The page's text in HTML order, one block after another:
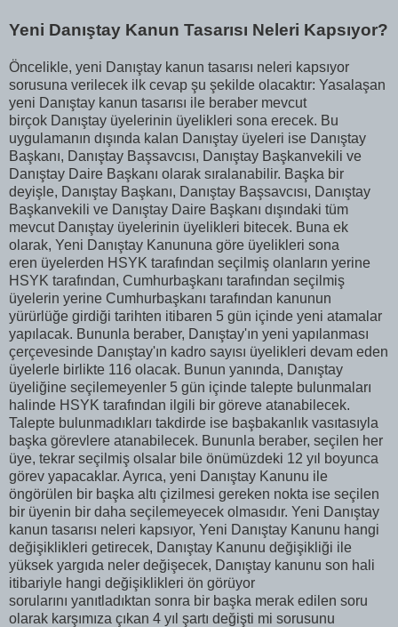
Yeni Danıştay Kanun Tasarısı Neleri Kapsıyor?
Öncelikle, yeni Danıştay kanun tasarısı neleri kapsıyor
sorusuna verilecek ilk cevap şu şekilde olacaktır: Yasalaşan
yeni Danıştay kanun tasarısı ile beraber mevcut
birçok Danıştay üyelerinin üyelikleri sona erecek. Bu
uygulamanın dışında kalan Danıştay üyeleri ise Danıştay
Başkanı, Danıştay Başsavcısı, Danıştay Başkanvekili ve
Danıştay Daire Başkanı olarak sıralanabilir. Başka bir
deyişle, Danıştay Başkanı, Danıştay Başsavcısı, Danıştay
Başkanvekili ve Danıştay Daire Başkanı dışındaki tüm
mevcut Danıştay üyelerinin üyelikleri bitecek. Buna ek
olarak, Yeni Danıştay Kanununa göre üyelikleri sona
eren üyelerden HSYK tarafından seçilmiş olanların yerine
HSYK tarafından, Cumhurbaşkanı tarafından seçilmiş
üyelerin yerine Cumhurbaşkanı tarafından kanunun
yürürlüğe girdiği tarihten itibaren 5 gün içinde yeni atamalar
yapılacak. Bununla beraber, Danıştay'ın yeni yapılanması
çerçevesinde Danıştay'ın kadro sayısı üyelikleri devam eden
üyelerle birlikte 116 olacak. Bunun yanında, Danıştay
üyeliğine seçilemeyenler 5 gün içinde talepte bulunmaları
halinde HSYK tarafından ilgili bir göreve atanabilecek.
Talepte bulunmadıkları takdirde ise başbakanlık vasıtasıyla
başka görevlere atanabilecek. Bununla beraber, seçilen her
üye, tekrar seçilmiş olsalar bile önümüzdeki 12 yıl boyunca
görev yapacaklar. Ayrıca, yeni Danıştay Kanunu ile
öngörülen bir başka altı çizilmesi gereken nokta ise seçilen
bir üyenin bir daha seçilemeyecek olmasıdır. Yeni Danıştay
kanun tasarısı neleri kapsıyor, Yeni Danıştay Kanunu hangi
değişiklikleri getirecek, Danıştay Kanunu değişikliği ile
yüksek yargıda neler değişecek, Danıştay kanunu son hali
itibariyle hangi değişiklikleri ön görüyor
sorularını yanıtladıktan sonra bir başka merak edilen soru
olarak karşımıza çıkan 4 yıl şartı değişti mi sorusunu